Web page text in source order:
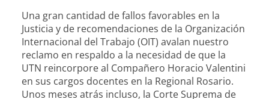
Una gran cantidad de fallos favorables en la
Justicia y de recomendaciones de la Organización
Internacional del Trabajo (OIT) avalan nuestro
reclamo en respaldo a la necesidad de que la
UTN reincorpore al Compañero Horacio Valentini
en sus cargos docentes en la Regional Rosario.
Unos meses atrás incluso, la Corte Suprema de